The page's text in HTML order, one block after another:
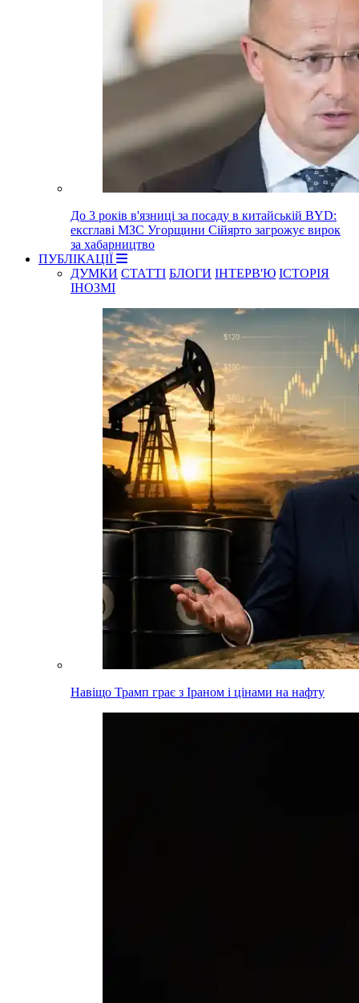
До 3 років в'язниці за посаду в китайській BYD:
ексглаві МЗС Угорщини Сійярто загрожує вирок
за хабарництво
ПУБЛІКАЦІЇ
ДУМКИ СТАТТІ БЛОГИ ІНТЕРВ'Ю ІСТОРІЯ
ІНОЗМІ
Навіщо Трамп грає з Іраном і цінами на нафту